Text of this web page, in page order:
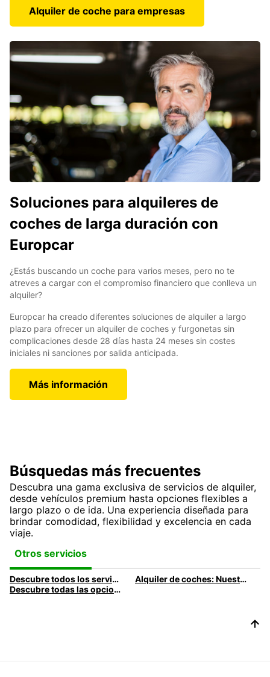
Alquiler de coche para empresas
Soluciones para alquileres de
coches de larga duración con
Europcar
¿Estás buscando un coche para varios meses, pero no te
atreves a cargar con el compromiso financiero que conlleva un
alquiler?
Europcar ha creado diferentes soluciones de alquiler a largo
plazo para ofrecer un alquiler de coches y furgonetas sin
complicaciones desde 28 días hasta 24 meses sin costes
iniciales ni sanciones por salida anticipada.
Más información
Búsquedas más frecuentes
Descubra una gama exclusiva de servicios de alquiler,
desde vehículos premium hasta opciones flexibles a
largo plazo o de ida. Una experiencia diseñada para
brindar comodidad, flexibilidad y excelencia en cada
viaje.
Otros servicios
Descubre todos los servicios y productos de alquiler de coches disponibles en Europcar
Alquiler de coches: Nuestra flota
Descubre todas las opciones de alquiler de coches disponibles en Europcar